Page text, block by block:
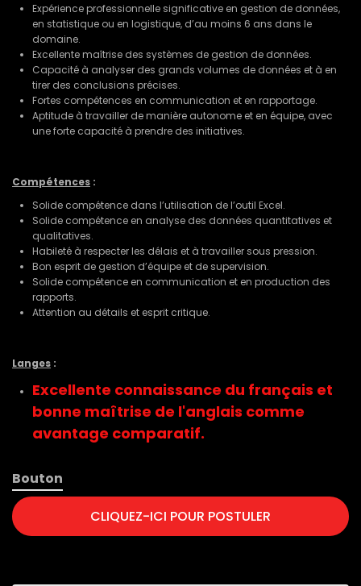
Expérience professionnelle significative en gestion de données,
en statistique ou en logistique, d’au moins 6 ans dans le
domaine.
Excellente maîtrise des systèmes de gestion de données.
Capacité à analyser des grands volumes de données et à en
tirer des conclusions précises.
Fortes compétences en communication et en rapportage.
Aptitude à travailler de manière autonome et en équipe, avec
une forte capacité à prendre des initiatives.
Compétences :
Solide compétence dans l’utilisation de l’outil Excel.
Solide compétence en analyse des données quantitatives et
qualitatives.
Habileté à respecter les délais et à travailler sous pression.
Bon esprit de gestion d’équipe et de supervision.
Solide compétence en communication et en production des
rapports.
Attention au détails et esprit critique.
Langes :
Excellente connaissance du français et
bonne maîtrise de l'anglais comme
avantage comparatif.
Bouton
CLIQUEZ-ICI POUR POSTULER